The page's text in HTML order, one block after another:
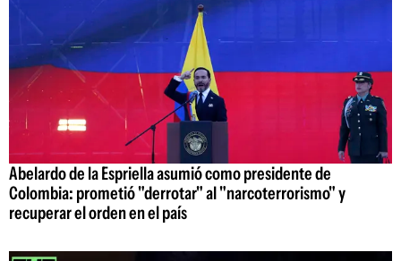
Abelardo de la Espriella asumió como presidente de
Colombia: prometió "derrotar" al "narcoterrorismo" y
recuperar el orden en el país